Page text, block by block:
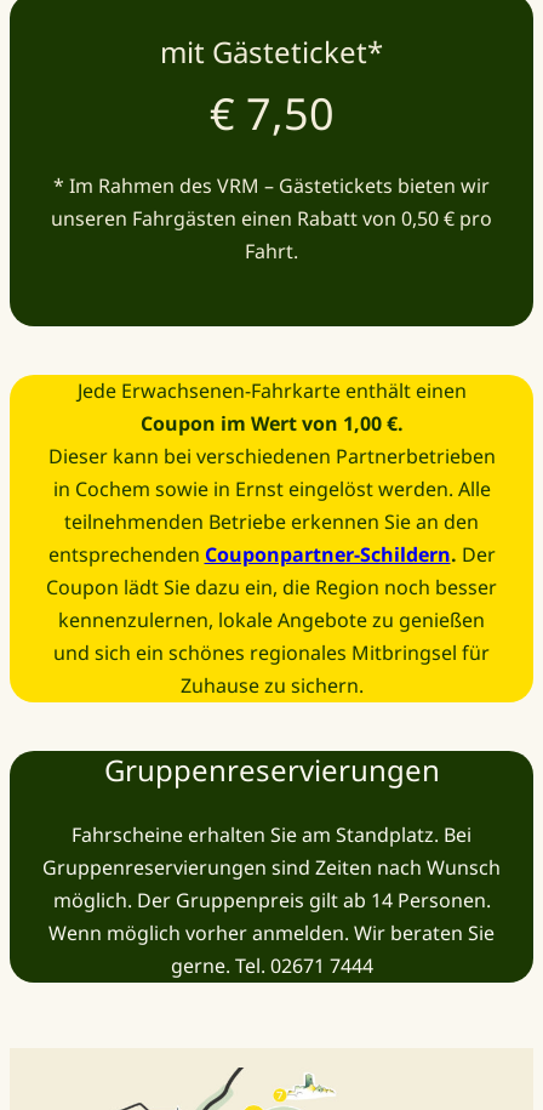
mit Gästeticket*
€ 7,50
* Im Rahmen des VRM – Gästetickets bieten wir
unseren Fahrgästen einen Rabatt von 0,50 € pro
Fahrt.
Jede Erwachsenen-Fahrkarte enthält einen
Coupon im Wert von 1,00 €.
Dieser kann bei verschiedenen Partnerbetrieben
in Cochem sowie in Ernst eingelöst werden. Alle
teilnehmenden Betriebe erkennen Sie an den
entsprechenden Couponpartner-Schildern. Der
Coupon lädt Sie dazu ein, die Region noch besser
kennenzulernen, lokale Angebote zu genießen
und sich ein schönes regionales Mitbringsel für
Zuhause zu sichern.
Gruppenreservierungen
Fahrscheine erhalten Sie am Standplatz. Bei
Gruppenreservierungen sind Zeiten nach Wunsch
möglich. Der Gruppenpreis gilt ab 14 Personen.
Wenn möglich vorher anmelden. Wir beraten Sie
gerne. Tel. 02671 7444